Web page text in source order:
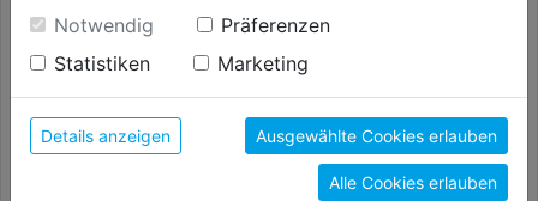
Maurerschnur PP-geflochten
12,99€
Mörtelpfanne verzinkt DM
13,59€
Einwilligung werden die Daten von Drittanbieter,
unter anderem auch in den USA, verarbeitet.
Durch Klick auf "Alle Cookies erlauben" stimmst du
der Verwendung aller Cookies zu. Unter "Details
anzeigen" findest du alle Infos zu den
unterschiedlichen Cookies, unter "Cookies
Konfigurieren" kannst du auswählen, welche Cookies
Notwendig
Präferenzen
Statistiken
Marketing
Details anzeigen Ausgewählte Cookies erlauben
Alle Cookies erlauben